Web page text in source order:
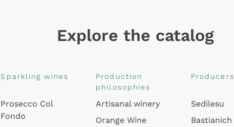
Explore the catalog
Sparkling wines
Prosecco Col
Fondo
Production
philosophies
Artisanal winery
Orange Wine
Producers
Sedilesu
Bastianich